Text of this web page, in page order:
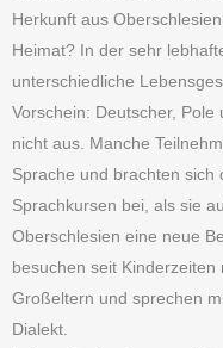
Herkunft aus
Heimat? In der sehr
unterschiedliche
Vorschein: Deutscher,
nicht aus. Manche
Sprache und brachten sich
Sprachkursen bei, als sie
Oberschlesien eine neue
besuchen seit
Großeltern und sprechen
Dialekt.